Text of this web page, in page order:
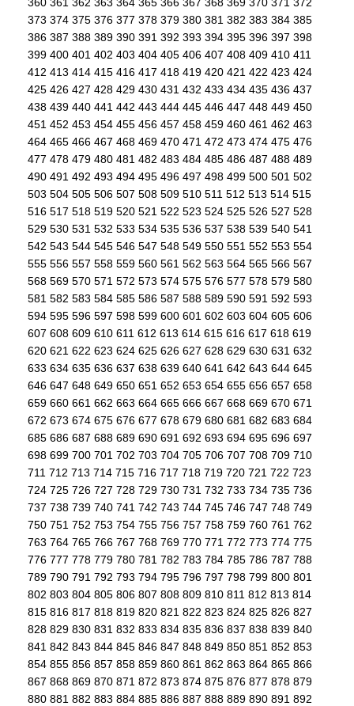
373 374 375 376 377 378 379 380 381 382 383 384 385
386 387 388 389 390 391 392 393 394 395 396 397 398
399 400 401 402 403 404 405 406 407 408 409 410 411
412 413 414 415 416 417 418 419 420 421 422 423 424
425 426 427 428 429 430 431 432 433 434 435 436 437
438 439 440 441 442 443 444 445 446 447 448 449 450
451 452 453 454 455 456 457 458 459 460 461 462 463
464 465 466 467 468 469 470 471 472 473 474 475 476
477 478 479 480 481 482 483 484 485 486 487 488 489
490 491 492 493 494 495 496 497 498 499 500 501 502
503 504 505 506 507 508 509 510 511 512 513 514 515
516 517 518 519 520 521 522 523 524 525 526 527 528
529 530 531 532 533 534 535 536 537 538 539 540 541
542 543 544 545 546 547 548 549 550 551 552 553 554
555 556 557 558 559 560 561 562 563 564 565 566 567
568 569 570 571 572 573 574 575 576 577 578 579 580
581 582 583 584 585 586 587 588 589 590 591 592 593
594 595 596 597 598 599 600 601 602 603 604 605 606
607 608 609 610 611 612 613 614 615 616 617 618 619
620 621 622 623 624 625 626 627 628 629 630 631 632
633 634 635 636 637 638 639 640 641 642 643 644 645
646 647 648 649 650 651 652 653 654 655 656 657 658
659 660 661 662 663 664 665 666 667 668 669 670 671
672 673 674 675 676 677 678 679 680 681 682 683 684
685 686 687 688 689 690 691 692 693 694 695 696 697
698 699 700 701 702 703 704 705 706 707 708 709 710
711 712 713 714 715 716 717 718 719 720 721 722 723
724 725 726 727 728 729 730 731 732 733 734 735 736
737 738 739 740 741 742 743 744 745 746 747 748 749
750 751 752 753 754 755 756 757 758 759 760 761 762
763 764 765 766 767 768 769 770 771 772 773 774 775
776 777 778 779 780 781 782 783 784 785 786 787 788
789 790 791 792 793 794 795 796 797 798 799 800 801
802 803 804 805 806 807 808 809 810 811 812 813 814
815 816 817 818 819 820 821 822 823 824 825 826 827
828 829 830 831 832 833 834 835 836 837 838 839 840
841 842 843 844 845 846 847 848 849 850 851 852 853
854 855 856 857 858 859 860 861 862 863 864 865 866
867 868 869 870 871 872 873 874 875 876 877 878 879
880 881 882 883 884 885 886 887 888 889 890 891 892